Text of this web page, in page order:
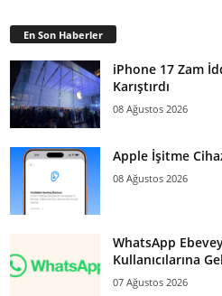
En Son Haberler
iPhone 17 Zam
Karıştırdı
08 Ağustos 2026
Apple İşitme
08 Ağustos 2026
WhatsApp
Kullanıcılarına
07 Ağustos 2026